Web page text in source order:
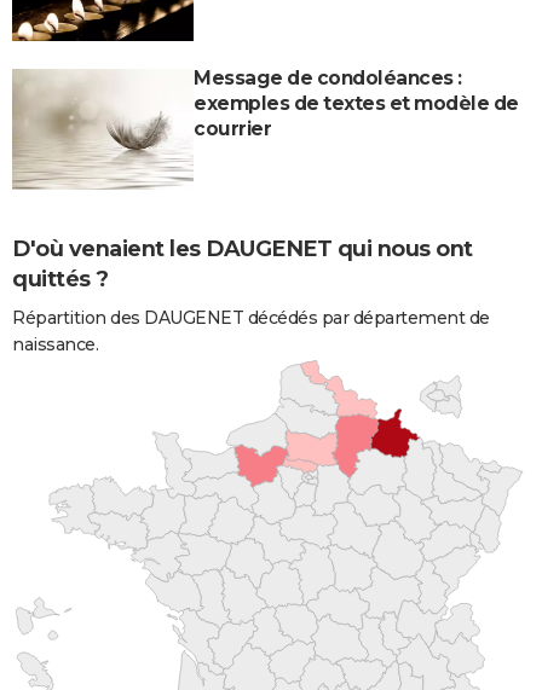
Message de condoléances :
exemples de textes et modèle de
courrier
D'où venaient les DAUGENET qui nous ont
quittés ?
Répartition des DAUGENET décédés par département de
naissance.